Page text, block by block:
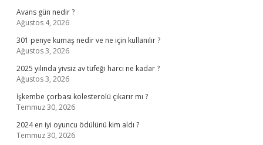
Avans gün nedir ?
Ağustos 4, 2026
301 penye kumaş nedir ve ne için kullanılır ?
Ağustos 3, 2026
2025 yılında yivsiz av tüfeği harcı ne kadar ?
Ağustos 3, 2026
İşkembe çorbası kolesterolü çıkarır mı ?
Temmuz 30, 2026
2024 en iyi oyuncu ödülünü kim aldı ?
Temmuz 30, 2026